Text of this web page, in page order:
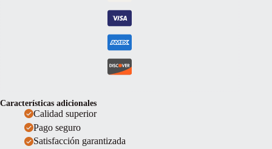
Características adicionales
Calidad superior
Pago seguro
Satisfacción garantizada